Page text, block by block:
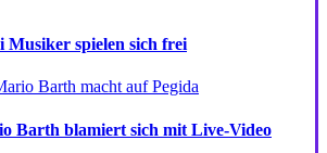
spielen sich frei
Barth blamiert sich mit Live-Video